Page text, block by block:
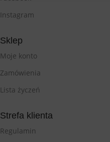
Instagram
Sklep
Moje konto
Zamówienia
Lista życzeń
Strefa klienta
Regulamin